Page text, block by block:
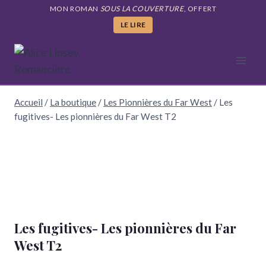
contenu
MON ROMAN SOUS LA COUVERTURE, OFFERT
LE LIRE
Accueil / La boutique / Les Pionnières du Far West / Les
fugitives- Les pionnières du Far West T2
Les fugitives- Les pionnières du Far
West T2